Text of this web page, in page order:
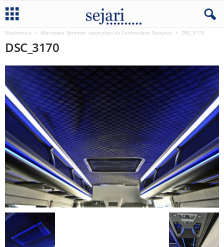
Naslovnica Mercedes Sprinteri isporučeni za Centrotrans Sarajevo DSC_3170
DSC_3170